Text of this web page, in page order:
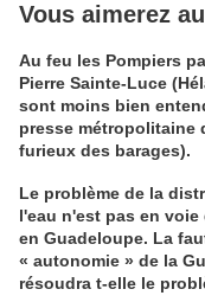
Vous aimerez
Au feu les Pompiers
Pierre Sainte-Luce
sont moins bien
presse métropolitaine
furieux des barages).
Le problème de la
l'eau n'est pas en voie
en Guadeloupe. La
« autonomie » de la
résoudra t-elle le